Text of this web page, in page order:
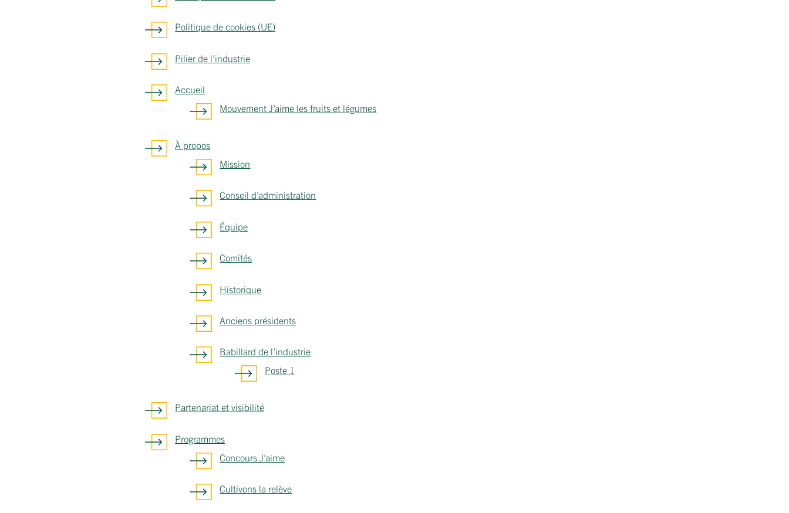
Politique de cookies (UE)
Pilier de l’industrie
Accueil
Mouvement J’aime les fruits et légumes
À propos
Mission
Conseil d’administration
Équipe
Comités
Historique
Anciens présidents
Babillard de l’industrie
Poste 1
Partenariat et visibilité
Programmes
Concours J’aime
Cultivons la relève